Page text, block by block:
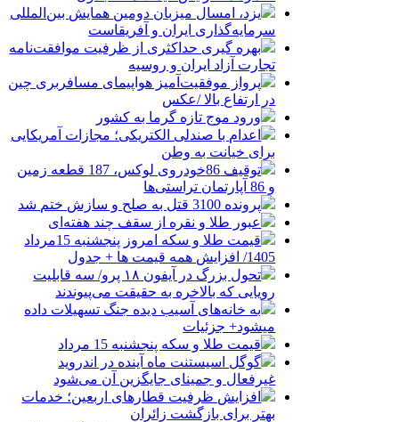
یزد، امسال میزبان دومین همایش بین‌المللی
سرمایه‌گذاری ایران و آفریقاست
بهره گیری حداکثری از ظرفیت موافقت‌نامه
تجارت آزاد ایران و روسیه
پرواز موفقیت‌آمیز هواپیمای مسافربری چین
در ارتفاع بالا /عکس
ورود موج تازه گرما به کشور
اعدام با صندلی الکتریکی؛ مجازات آمریکایی
برای خیانت به وطن
توقیف 86خودروی لوکس، 187 قطعه زمین
و 86 آپارتمان تراستی‌ها
پرونده 3100 قتل به صلح و سازش ختم شد
عبور طلا و نقره از سقف چند هفته‌ای
قیمت طلا و سکه امروز پنجشنبه 15مرداد
1405/ افزایش همه قیمت ها + جدول
تحول بزرگ در آیفون ۱۸ پرو/ سه قابلیت
رویایی که بالاخره به حقیقت می‌پیوندند
به خانه‌های آسیب دیده جنگ تسهیلات داده
میشود+ جزئیات
قیمت طلا و سکه پنجشنبه 15 مرداد
گوگل اسیستنت ماه آینده در اندروید
غیرفعال و جمینای جایگزین آن می‌شود
افزایش ظرفیت قطارهای اربعین؛ خدمات
بهتر برای بازگشت زائران